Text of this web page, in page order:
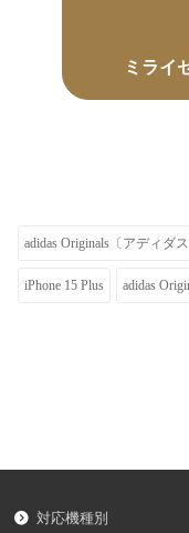
ミライ
adidas Originals〔アディダ
iPhone 15 Plus adidas
対応機種別